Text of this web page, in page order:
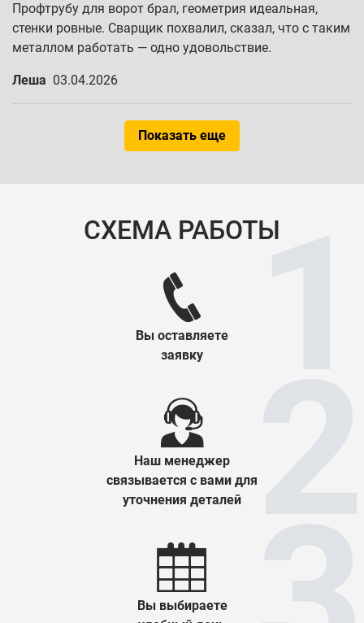
Профтрубу для ворот брал, геометрия идеальная,
стенки ровные. Сварщик похвалил, сказал, что с таким
металлом работать — одно удовольствие.
Леша 03.04.2026
Показать еще
СХЕМА РАБОТЫ
Вы оставляете
заявку
Наш менеджер
связывается с вами для
уточнения деталей
Вы выбираете